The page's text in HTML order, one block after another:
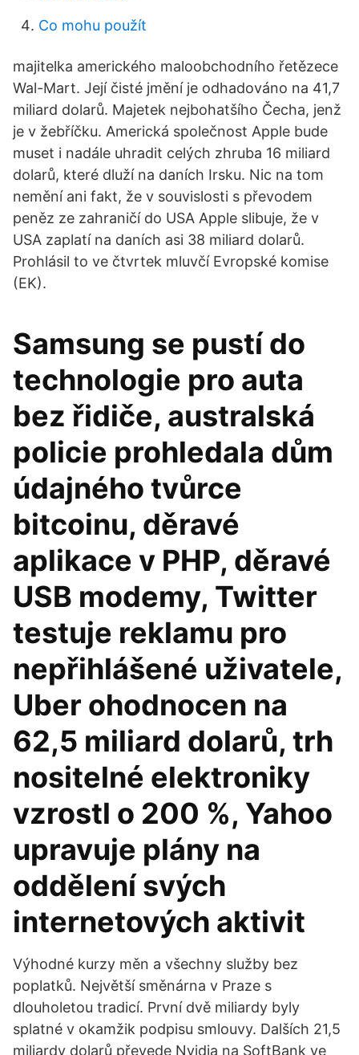
Co mohu použít
majitelka amerického maloobchodního řetězece
Wal-Mart. Její čisté jmění je odhadováno na 41,7
miliard dolarů. Majetek nejbohatšího Čecha, jenž
je v žebříčku. Americká společnost Apple bude
muset i nadále uhradit celých zhruba 16 miliard
dolarů, které dluží na daních Irsku. Nic na tom
nemění ani fakt, že v souvislosti s převodem
peněz ze zahraničí do USA Apple slibuje, že v
USA zaplatí na daních asi 38 miliard dolarů.
Prohlásil to ve čtvrtek mluvčí Evropské komise
(EK).
Samsung se pustí do
technologie pro auta
bez řidiče, australská
policie prohledala dům
údajného tvůrce
bitcoinu, děravé
aplikace v PHP, děravé
USB modemy, Twitter
testuje reklamu pro
nepřihlášené uživatele,
Uber ohodnocen na
62,5 miliard dolarů, trh
nositelné elektroniky
vzrostl o 200 %, Yahoo
upravuje plány na
oddělení svých
internetových aktivit
Výhodné kurzy měn a všechny služby bez
poplatků. Největší směnárna v Praze s
dlouholetou tradicí. První dvě miliardy byly
splatné v okamžik podpisu smlouvy. Dalších 21,5
miliardy dolarů převede Nvidia na SoftBank ve